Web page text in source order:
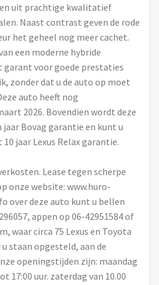
uit prachtige kwalitatief
Naast contrast geven de rode
het geheel nog meer cachet.
een moderne hybride
garant voor goede prestaties
zonder dat u de auto op moet
auto heeft nog
2026. Bovendien wordt deze
Bovag garantie en kunt u
jaar Lexus Relax garantie.
Lease tegen scherpe
onze website: www.huro-
over deze auto kunt u bellen
appen op 06-42951584 of
waar circa 75 Lexus en Toyota
staan opgesteld, aan de
openingstijden zijn: maandag
17:00 uur. zaterdag van 10.00